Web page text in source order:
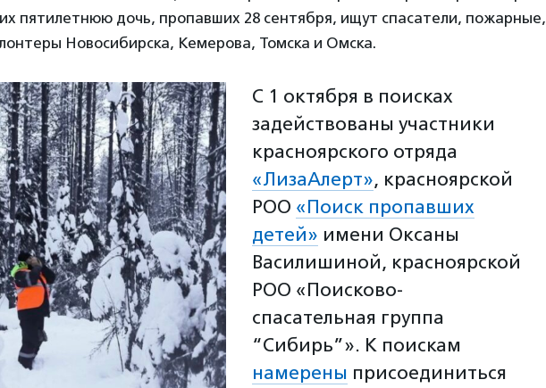
пятилетнюю дочь, пропавших 28 сентября, ищут спасатели, пожарные,
Новосибирска, Кемерова, Томска и Омска.
С 1 октября в поисках
задействованы участники
красноярского отряда
«ЛизаАлерт», красноярской
РОО «Поиск пропавших
детей» имени Оксаны
Василишиной, красноярской
РОО «Поисково-
спасательная группа
“Сибирь”». К поискам
намерены присоединиться